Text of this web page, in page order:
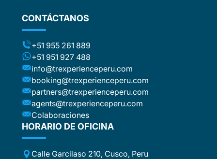
CONTÁCTANOS
+51 955 261 889
+51 951 927 488
info@trexperienceperu.com
booking@trexperienceperu.com
partners@trexperienceperu.com
agents@trexperienceperu.com
Colaboraciones
HORARIO DE OFICINA
Calle Garcilaso 210, Cusco, Peru